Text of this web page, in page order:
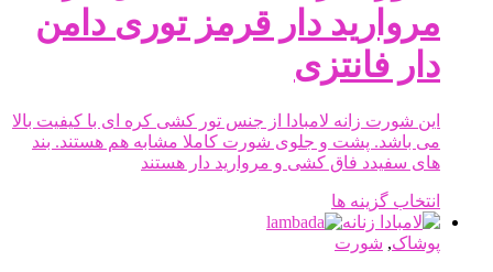
صفحه
محصول
شوند
مروارید دار قرمز توری دامن
دار فانتزی
این شورت زانه لامبادا از جنس تور کشی کره ای با کیفیت بالا
می باشد. پشت و جلوی شورت کاملا مشابه هم هستند. بند
های سفیدد فاق کشی و مروارید دار هستند
انتخاب گزینه ها
محصول
پوشاک, شورت